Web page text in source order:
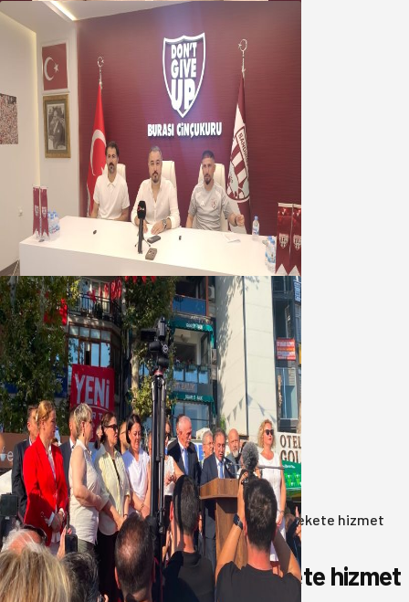
Oğuzbeyi : Transferlerde takımın
geleceğini, kulübün ekonomisini
düşündük
Yeni Parti Bandırma Teşkilatı kuruldu
06 Ağustos 2026
Anasayfa/Gündem/Akın: Benim derdim memlekete hizmet
hemşerim!
Akın: Benim derdim memlekete hizmet